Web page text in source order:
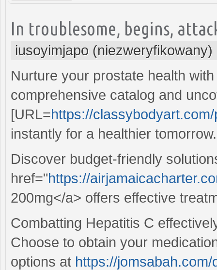
In troublesome, begins,
iusoyimjapo (niezweryfikowany)
Nurture your prostate health
comprehensive catalog and
[URL=https://
instantly for a healthier tomorrow.
Discover budget-friendly
href="https://
200mg</a> offers effective
Combatting Hepatitis C
Choose to obtain your
options at https://